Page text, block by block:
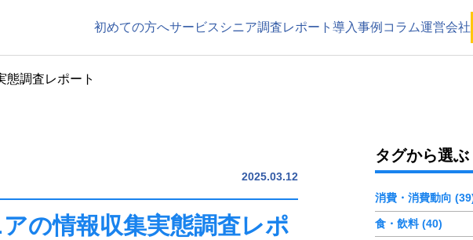
初めての方へサービス シニア調査レポート導入事例 コラム運営会社
態調査レポート
2025.03.12
アの情報収集実態調査レポ
タグから選ぶ
消費・消費動向
食・飲料 (40)